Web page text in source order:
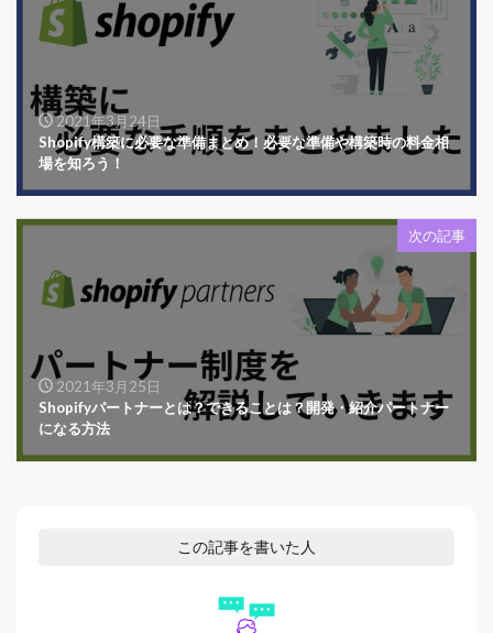
2021年3月24日
Shopify構築に必要な準備まとめ！必要な準備や構築時の料金相
場を知ろう！
次の記事
2021年3月25日
Shopifyパートナーとは？できることは？開発・紹介パートナー
になる方法
この記事を書いた人